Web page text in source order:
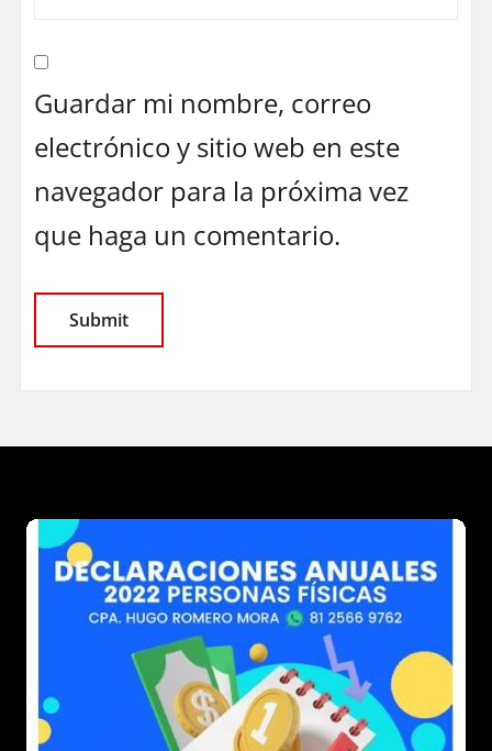
Guardar mi nombre, correo
electrónico y sitio web en este
navegador para la próxima vez
que haga un comentario.